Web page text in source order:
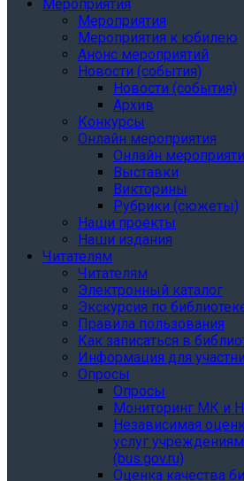
Мероприятия
Мероприятия
Мероприятия к юбилею
Анонс мероприятий
Новости (события)
Новости (события)
Архив
Конкурсы
Онлайн мероприятия
Онлайн
Выставки
Викторины
Рубрики (сюжеты)
Наши проекты
Наши издания
Читателям
Читателям
Электронный каталог
Экскурсия по
Правила пользования
Как записаться в
Информация для
Опросы
Опросы
Мониторинг МК и
Независимая
услуг
(bus.gov.ru)
Оценка качества